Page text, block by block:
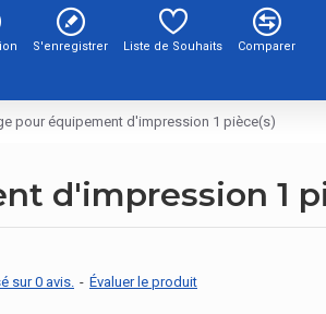
S'enregistrer Liste de Souhaits Comparer
pour équipement d'impression 1 pièce(s)
d'impression 1
sur 0 avis. - Évaluer le produit